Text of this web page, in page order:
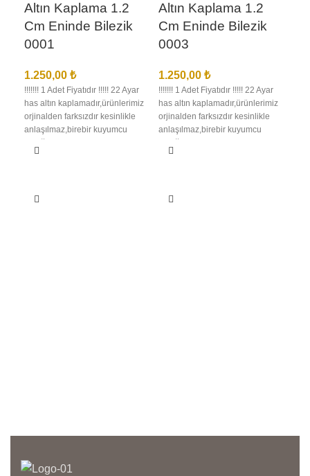
Altın Kaplama 1.2
Cm Eninde Bilezik
0001
1.250,00 ₺
!!!!!!! 1 Adet Fiyatıdır !!!!! 22 Ayar
has altın kaplamadır,ürünlerimiz
orjinalden farksızdır kesinlikle
anlaşılmaz,birebir kuyumcu
kaplamadır kararma solma
yanıltma,kargo teslimat süresi
Altın Kaplama 1.2
Cm Eninde Bilezik
0003
1.250,00 ₺
!!!!!!! 1 Adet Fiyatıdır !!!!! 22 Ayar
has altın kaplamadır,ürünlerimiz
orjinalden farksızdır kesinlikle
anlaşılmaz,birebir kuyumcu
kaplamadır kararma solma
yanıltma,kargo teslimat süresi